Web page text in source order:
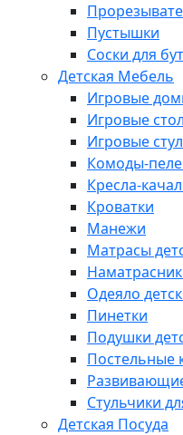
Пустышки
Соски для
Детская Мебель
Игровые
Игровые
Игровые
Комоды-
Кресла-
Кроватки
Манежи
Матрасы
Одеяло
Пинетки
Подушки
Постельные
Стульчики
Детская Посуда